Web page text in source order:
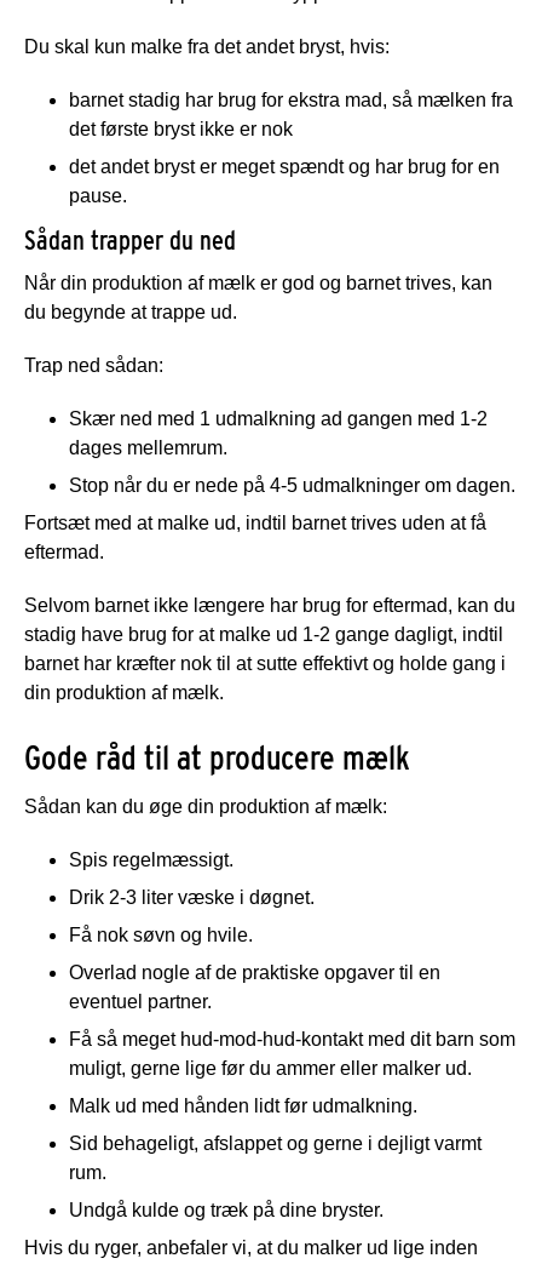
Du skal kun malke fra det andet bryst, hvis:
barnet stadig har brug for ekstra mad, så mælken fra
det første bryst ikke er nok
det andet bryst er meget spændt og har brug for en
pause.
Sådan trapper du ned
Når din produktion af mælk er god og barnet trives, kan
du begynde at trappe ud.
Trap ned sådan:
Skær ned med 1 udmalkning ad gangen med 1-2
dages mellemrum.
Stop når du er nede på 4-5 udmalkninger om dagen.
Fortsæt med at malke ud, indtil barnet trives uden at få
eftermad.
Selvom barnet ikke længere har brug for eftermad, kan du
stadig have brug for at malke ud 1-2 gange dagligt, indtil
barnet har kræfter nok til at sutte effektivt og holde gang i
din produktion af mælk.
Gode råd til at producere mælk
Sådan kan du øge din produktion af mælk:
Spis regelmæssigt.
Drik 2-3 liter væske i døgnet.
Få nok søvn og hvile.
Overlad nogle af de praktiske opgaver til en
eventuel partner.
Få så meget hud-mod-hud-kontakt med dit barn som
muligt, gerne lige før du ammer eller malker ud.
Malk ud med hånden lidt før udmalkning.
Sid behageligt, afslappet og gerne i dejligt varmt
rum.
Undgå kulde og træk på dine bryster.
Hvis du ryger, anbefaler vi, at du malker ud lige inden